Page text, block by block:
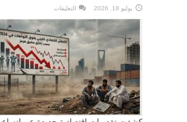
يوليو 18, 2026 التعليقات
اقتصادي
التوقعات
لدول
الخليج
العربي
بسبب
إغلاق
مضيق
هرمز
مغلقة